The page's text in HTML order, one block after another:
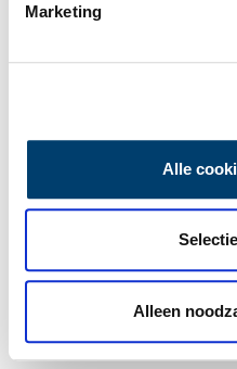
Marketing
Alle
Alleen